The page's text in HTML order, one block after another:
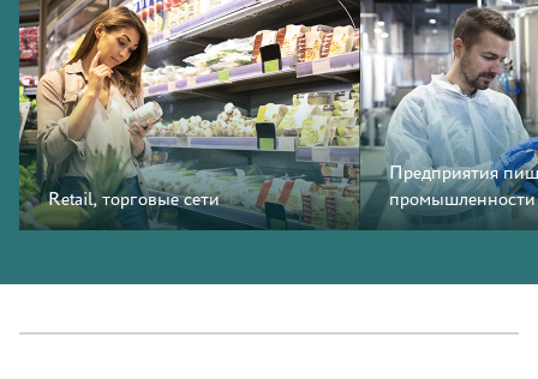
Retail, торговые сети
Предприятия
промышленности